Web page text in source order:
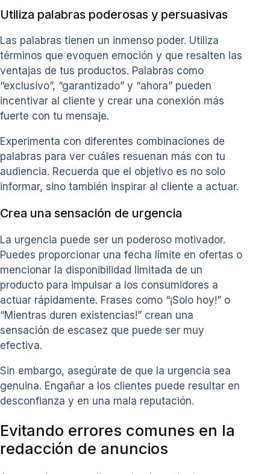
Utiliza palabras poderosas y persuasivas
Las palabras tienen un inmenso poder. Utiliza
términos que evoquen emoción y que resalten las
ventajas de tus productos. Palabras como
“exclusivo”, “garantizado” y “ahora” pueden
incentivar al cliente y crear una conexión más
fuerte con tu mensaje.
Experimenta con diferentes combinaciones de
palabras para ver cuáles resuenan más con tu
audiencia. Recuerda que el objetivo es no solo
informar, sino también inspirar al cliente a actuar.
Crea una sensación de urgencia
La urgencia puede ser un poderoso motivador.
Puedes proporcionar una fecha límite en ofertas o
mencionar la disponibilidad limitada de un
producto para impulsar a los consumidores a
actuar rápidamente. Frases como “¡Solo hoy!” o
“Mientras duren existencias!” crean una
sensación de escasez que puede ser muy
efectiva.
Sin embargo, asegúrate de que la urgencia sea
genuina. Engañar a los clientes puede resultar en
desconfianza y en una mala reputación.
Evitando errores comunes en la
redacción de anuncios